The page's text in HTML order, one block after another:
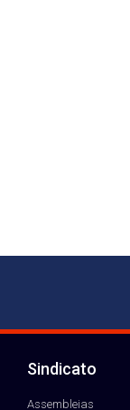
Sindicato
Assembleias